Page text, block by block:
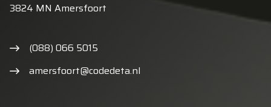
3824 MN Amersfoort
(088) 066 5015
amersfoort@codedeta.nl